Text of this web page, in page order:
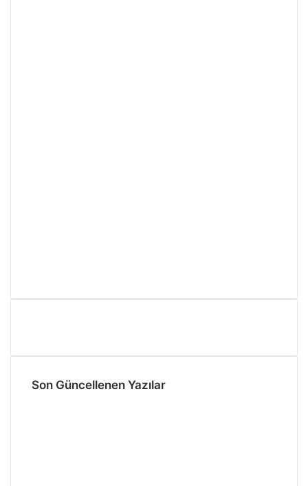
Son Güncellenen Yazılar